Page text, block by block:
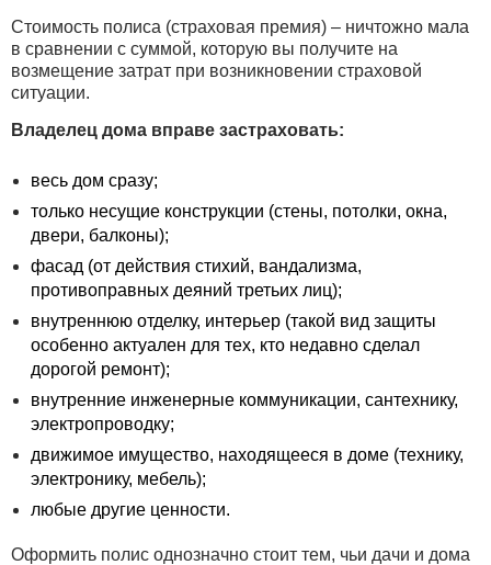
Стоимость полиса (страховая премия) – ничтожно мала
в сравнении с суммой, которую вы получите на
возмещение затрат при возникновении страховой
ситуации.
Владелец дома вправе застраховать:
весь дом сразу;
только несущие конструкции (стены, потолки, окна,
двери, балконы);
фасад (от действия стихий, вандализма,
противоправных деяний третьих лиц);
внутреннюю отделку, интерьер (такой вид защиты
особенно актуален для тех, кто недавно сделал
дорогой ремонт);
внутренние инженерные коммуникации, сантехнику,
электропроводку;
движимое имущество, находящееся в доме (технику,
электронику, мебель);
любые другие ценности.
Оформить полис однозначно стоит тем, чьи дачи и дома